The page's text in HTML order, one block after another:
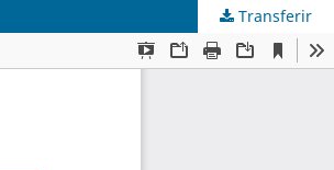
Transferir